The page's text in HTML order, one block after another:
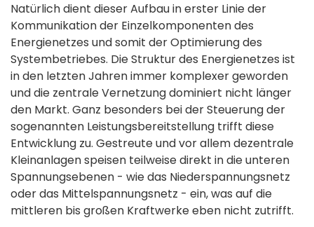
Natürlich dient dieser Aufbau in erster Linie der
Kommunikation der Einzelkomponenten des
Energienetzes und somit der Optimierung des
Systembetriebes. Die Struktur des Energienetzes ist
in den letzten Jahren immer komplexer geworden
und die zentrale Vernetzung dominiert nicht länger
den Markt. Ganz besonders bei der Steuerung der
sogenannten Leistungsbereitstellung trifft diese
Entwicklung zu. Gestreute und vor allem dezentrale
Kleinanlagen speisen teilweise direkt in die unteren
Spannungsebenen - wie das Niederspannungsnetz
oder das Mittelspannungsnetz - ein, was auf die
mittleren bis großen Kraftwerke eben nicht zutrifft.